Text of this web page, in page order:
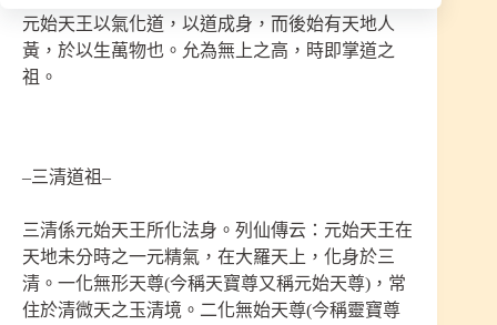
元始天王以氣化道，以道成身，而後始有天地人
黃，於以生萬物也。允為無上之高，時即掌道之
祖。
–三清道祖–
三清係元始天王所化法身。列仙傳云：元始天王在
天地未分時之一元精氣，在大羅天上，化身於三
清。一化無形天尊(今稱天寶尊又稱元始天尊)，常
住於清微天之玉清境。二化無始天尊(今稱靈寶尊